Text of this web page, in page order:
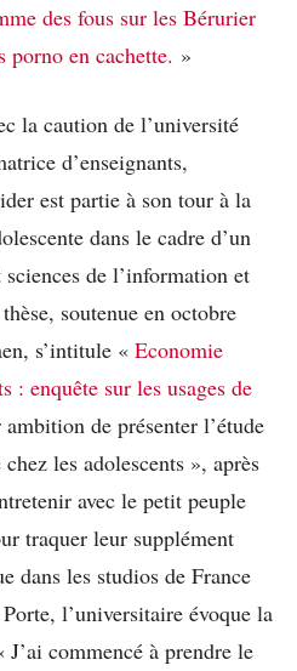
des fous sur les Bérurier
en cachette. »
la caution de l’université
d’enseignants,
est partie à son tour à la
dans le cadre d’un
de l’information et
soutenue en octobre
s’intitule « Economie
: enquête sur les usages de
de présenter l’étude
les adolescents », après
avec le petit peuple
traquer leur supplément
dans les studios de France
l’universitaire évoque la
J’ai commencé à prendre le